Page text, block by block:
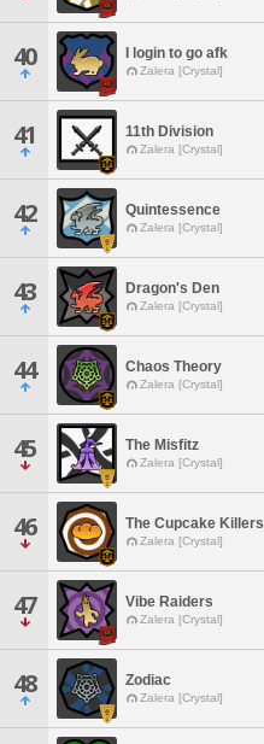
40 I login to go afk
Zalera [Crystal]
41 11th Division
Zalera [Crystal]
42 Quintessence
Zalera [Crystal]
43 Dragon's Den
Zalera [Crystal]
44 Chaos Theory
Zalera [Crystal]
45 The Misfitz
Zalera [Crystal]
46 The Cupcake Killers
Zalera [Crystal]
47 Vibe Raiders
Zalera [Crystal]
48 Zodiac
Zalera [Crystal]